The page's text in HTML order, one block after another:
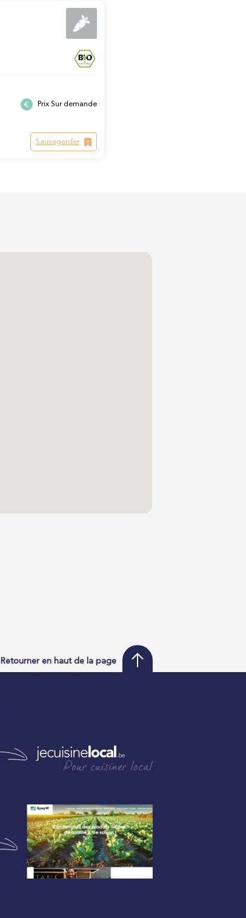
Prix Sur demande
Sauvegarder
Retourner en haut de la page
Pour cuisiner local